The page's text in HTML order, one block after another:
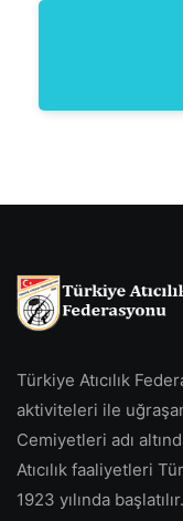
Türkiye Atıcılık
aktiviteleri ile
Cemiyetleri adı
Atıcılık faaliyetleri
1923 yılında başlatılır.